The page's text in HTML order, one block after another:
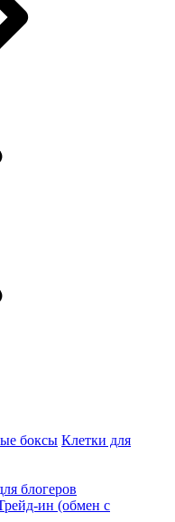
боксы Клетки для
блогеров
ин (обмен с